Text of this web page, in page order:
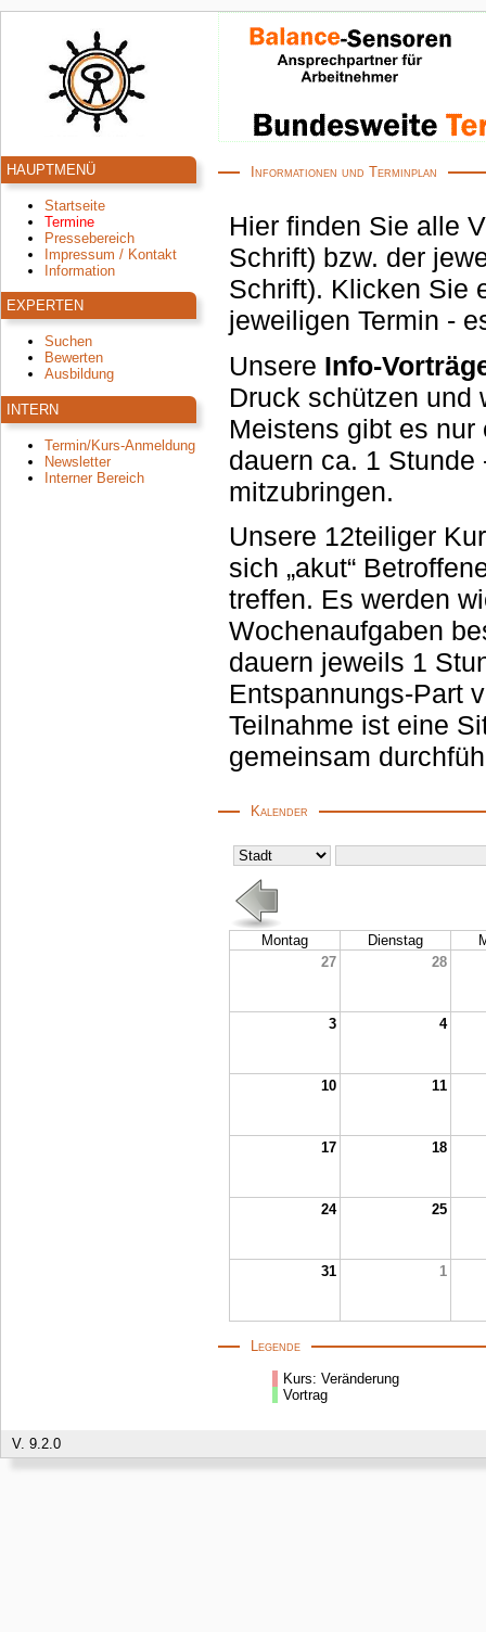
HAUPTMENÜ
Startseite
Termine
Pressebereich
Impressum / Kontakt
Information
EXPERTEN
Suchen
Bewerten
Ausbildung
INTERN
Termin/Kurs-Anmeldung
Newsletter
Interner Bereich
Informationen und Terminplan
Hier finden Sie alle
Schrift) bzw. der jeweiligen Zentren, der Balance-Helpcenter (in roter
Schrift). Klicken Sie einfach auf das
jeweiligen Termin -
Unsere Info-
Druck schützen und welche Körper-Signale
Meistens gibt es nur
dauern ca. 1 Stunde - und Sie sind eingeladen, Ihren Partner
mitzubringen.
Unsere 12teiliger
sich „akut“ Betroffene und „demnächst“ Betroffene einmal pro
treffen. Es werden wichtige
Wochenaufgaben
dauern jeweils 1 Stunde, haben dann auch noch danach einen
Entspannungs-Part von
Teilnahme ist eine
gemeinsam
Kalender
Montag Dienstag
27
28
3 4
10 11
17 18
24 25
31 1
Legende
Kurs: Veränderung
Vortrag
V. 9.2.0